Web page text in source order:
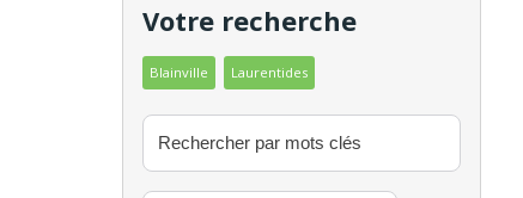
Votre recherche
Blainville Laurentides